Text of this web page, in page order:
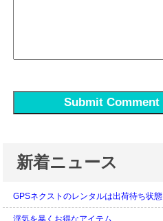
新着ニュース
GPSネクストのレンタルは出荷待ち状態